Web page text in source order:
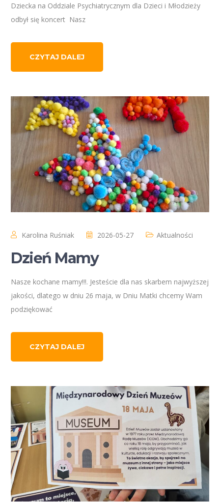
Dziecka na Oddziale Psychiatrycznym dla Dzieci i Młodzieży
odbył się koncert Nasz
CZYTAJ DALEJ
Karolina Ruśniak 2026-05-27 Aktualności
Dzień Mamy
Nasze kochane mamy!!!. Jesteście dla nas skarbem najwyższej
jakości, dlatego w dniu 26 maja, w Dniu Matki chcemy Wam
podziękować
CZYTAJ DALEJ